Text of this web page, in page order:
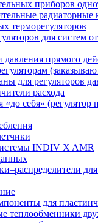
приборов
радиаторные
терморегуляторов
для систем
прямого
для регуляторов
расхода
«до себя» (регулятор
INDIV X AMR
для
теплообменники